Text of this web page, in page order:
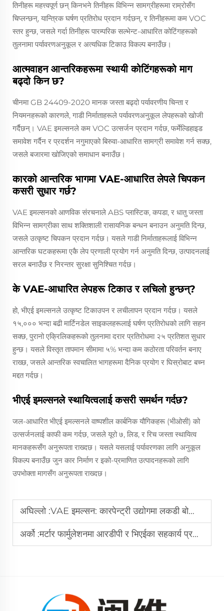
तिनीहरू महत्त्वपूर्ण छन् किनभने तिनीहरू विभिन्न सामग्रीहरूमा राम्रोसँग
चिप्लन्छन्, यान्त्रिक घर्षण प्रतिरोध प्रदान गर्दछन्, र तिनीहरूमा कम VOC
स्तर हुन्छ, जसले गर्दा तिनीहरू पारम्परिक सल्भेन्ट-आधारित कोटिंगहरूको
तुलनामा पर्यावरणअनुकूल र अत्यधिक टिकाउ विकल्प बनाउँछ।
आत्मवाहन आन्तरिकहरूमा स्थायी कोटिंगहरूको माग
बढ्दो किन छ?
चीनमा GB 24409-2020 मानक जस्ता बढ्दो पर्यावरणीय चिन्ता र
नियमनहरूको कारणले, गाडी निर्माताहरूले पर्यावरणअनुकूल लेपहरूको खोजी
गर्दैछन्। VAE इमल्सनले कम VOC उत्सर्जन प्रदान गर्दछ, फर्मेल्डिहाइड
समावेश गर्दैन र प्रदर्शन नगुमाएको बिरुवा-आधारित सामग्री समावेश गर्न सक्छ,
जसले बजारमा खोजिएको समाधान बनाउँछ।
कारको आन्तरिक भागमा VAE-आधारित लेपले चिपकन
कसरी सुधार गर्छ?
VAE इमल्सनको आणविक संरचनाले ABS प्लास्टिक, कपडा, र धातु जस्ता
विभिन्न सामग्रीका साथ शक्तिशाली रासायनिक बन्धन बनाउन अनुमति दिन्छ,
जसले उत्कृष्ट चिपकन प्रदान गर्दछ। यसले गाडी निर्माताहरूलाई विभिन्न
आन्तरिक घटकहरूमा एकै लेप प्रणाली प्रयोग गर्न अनुमति दिन्छ, उत्पादनलाई
सरल बनाउँछ र निरन्तर सुरक्षा सुनिश्चित गर्दछ।
के VAE-आधारित लेपहरू टिकाउ र लचिलो हुन्छन्?
हो, भीएई इमल्सनले उत्कृष्ट टिकाउपन र लचीलापन प्रदान गर्दछ। यसले
१५,००० भन्दा बढी मार्टिनडेल साइकलहरूलाई घर्षण प्रतिरोधको लागि सहन
सक्छ, पुरानो एक्रिलिकहरूको तुलनामा दरार प्रतिरोधमा २५ प्रतिशत सुधार
हुन्छ। यसले विस्तृत तापमान सीमामा ५% भन्दा कम कठोरता परिवर्तन बनाए
राख्छ, जसले आन्तरिक स्वचालित भागहरूमा दैनिक प्रयोग र घिस्रोबाट बच्न
मद्दत गर्दछ।
भीएई इमल्सनले स्थायित्वलाई कसरी समर्थन गर्दछ?
जल-आधारित भीएई इमल्सनले वाष्पशील कार्बनिक यौगिकहरू (भीओसी) को
उत्सर्जनलाई काफी कम गर्दछ, जसले यूरो ७, लिड, र रिच जस्ता स्थायित्व
मानकहरूसँग अनुरूपता राख्दछ। यसले यसलाई पर्यावरणका लागि अनुकूल
विकल्प बनाउँछ जुन कार निर्माण र इको-प्रमाणित उत्पादनहरूको लागि
उपभोक्ता मागसँग अनुरूपता राख्दछ।
अघिल्लो :VAE इमल्सन: कारपेन्ट्री उद्योगमा लकडी बोन्डिङका लागि आदर्श
अर्को :मर्टार फार्मुलेशनमा आरडीपी र भिएईका सहकार्य प्रभावहरू